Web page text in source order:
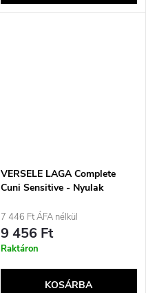
VERSELE LAGA Complete
Cuni Sensitive - Nyulak
7 446 Ft ÁFA nélkül
9 456 Ft
Raktáron
KOSÁRBA